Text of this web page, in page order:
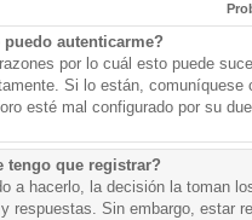
autenticarme?
por lo cuál esto puede
Si lo están, comuníquese
esté mal configurado por su
tengo que registrar?
a hacerlo, la decisión la toman
respuestas. Sin embargo, estar